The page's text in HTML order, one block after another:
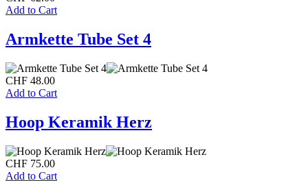
Add to Cart
Armkette Tube Set 4
CHF 48.00
Add to Cart
Hoop Keramik Herz
CHF 75.00
Add to Cart